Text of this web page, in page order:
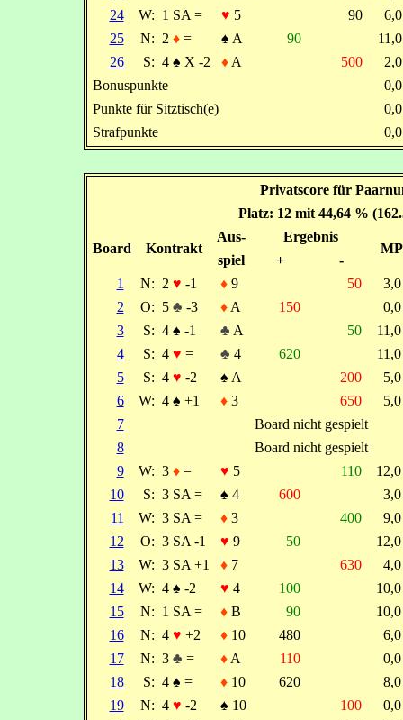
24
W: 1 SA = ♥ 5 90
25
N: 2 ♦= ♠ A 90
26
S: 4 ♠ X -2 ♦A 500
Bonuspunkte
Punkte für Sitztisch(e)
Strafpunkte
Privatscore für
Platz: 12 mit 44,64 %
Board Kontrakt
Aus- Ergebnis
MP
spiel +
-
1
N: 2 ♥ -1 ♦9 50
2
O: 5 ♣ -3 ♦A 150
3
S: 4 ♠ -1 ♣ A 50
4
S: 4 ♥ = ♣ 4 620
5
S: 4 ♥ -2 ♠ A 200
6
W: 4 ♠ +1 ♦3 650
7
Board nicht gespielt
8
Board nicht gespielt
9
W: 3 ♦= ♥ 5 110
10
S: 3 SA = ♠ 4 600
11
W: 3 SA = ♦3 400
12
O: 3 SA -1 ♥ 9 50
13
W: 3 SA +1 ♦7 630
14
W: 4 ♠ -2 ♥ 4 100
15
N: 1 SA = ♦B 90
16
N: 4 ♥ +2 ♦10 480
17
N: 3 ♣ = ♦A 110
18
S: 4 ♠ = ♦10 620
19
N: 4 ♥ -2 ♠ 10 100